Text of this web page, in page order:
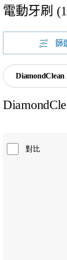
電動牙刷 (
篩
DiamondClean
對比